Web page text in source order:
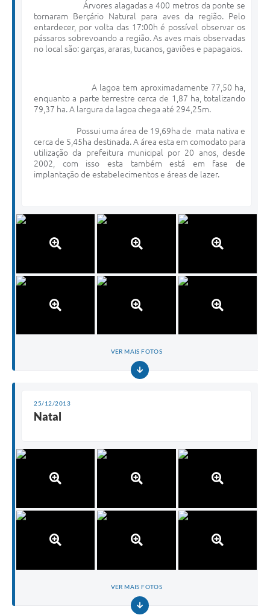
Árvores alagadas a 400 metros da ponte se
tornaram Berçário Natural para aves da região. Pelo
entardecer, por volta das 17:00h é possível observar os
pássaros sobrevoando a região. As aves mais observadas
no local são: garças, araras, tucanos, gaviões e papagaios.
A lagoa tem aproximadamente 77,50 ha,
enquanto a parte terrestre cerca de 1,87 ha, totalizando
79,37 ha. A largura da lagoa chega até 294,25m.
Possui uma área de 19,69ha de mata nativa e
cerca de 5,45ha destinada. A área esta em comodato para
utilização da prefeitura municipal por 20 anos, desde
2002, com isso esta também está em fase de
implantação de estabelecimentos e áreas de lazer.
VER MAIS FOTOS
25/12/2013
Natal
VER MAIS FOTOS